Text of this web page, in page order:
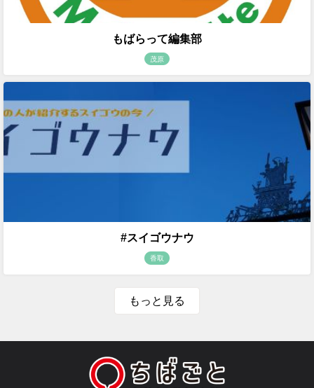
もばらって編集部
茂原
#スイゴウナウ
香取
もっと見る